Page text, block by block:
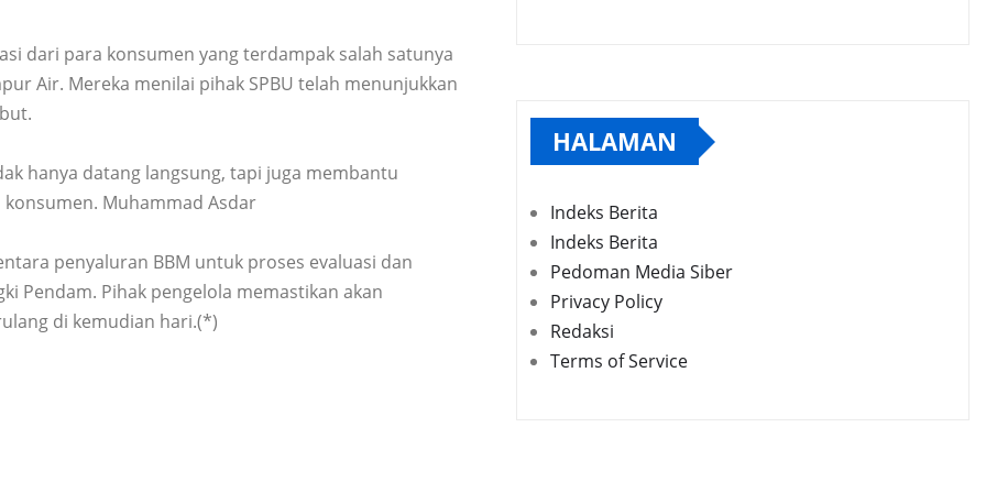
dari para konsumen yang terdampak salah satunya
Air. Mereka menilai pihak SPBU telah menunjukkan
hanya datang langsung, tapi juga membantu
Muhammad Asdar
penyaluran BBM untuk proses evaluasi dan
Pendam. Pihak pengelola memastikan akan
di kemudian hari.(*)
HALAMAN
Indeks Berita
Indeks Berita
Pedoman Media Siber
Privacy Policy
Redaksi
Terms of Service